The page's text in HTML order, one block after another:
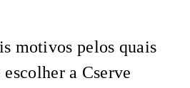
motivos pelos quais
a Cserve